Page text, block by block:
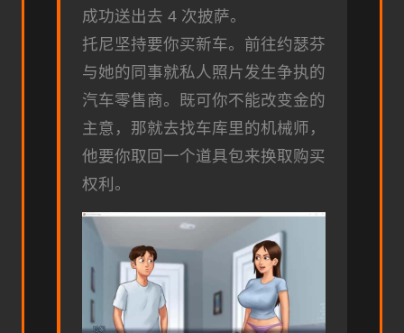
成功送出去 4 次披萨。
托尼坚持要你买新车。前往约瑟芬
与她的同事就私人照片发生争执的
汽车零售商。既可你不能改变金的
主意，那就去找车库里的机械师，
他要你取回一个道具包来换取购买
权利。